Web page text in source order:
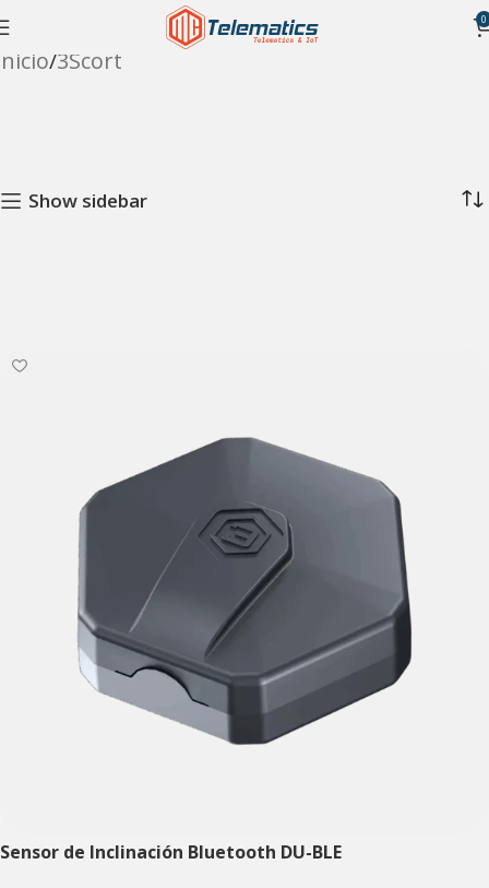
0
3Scort
Show sidebar
Sensor de Inclinación Bluetooth DU-BLE